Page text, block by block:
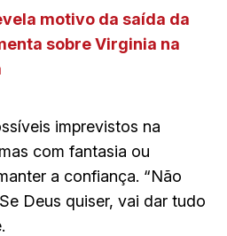
motivo da saída da
sobre Virginia na
imprevistos na
com fantasia ou
a confiança. “Não
Deus quiser, vai dar tudo